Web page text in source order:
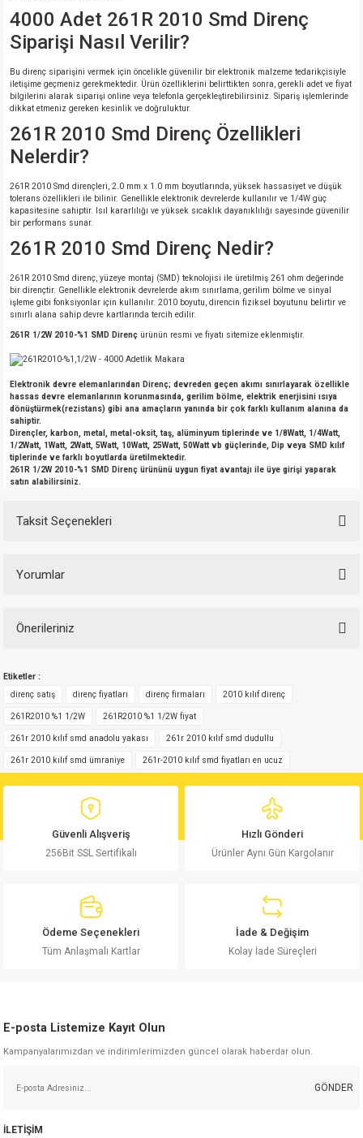
4000 Adet 261R 2010 Smd Direnç
Siparişi Nasıl Verilir?
Bu direnç siparişini vermek için öncelikle güvenilir bir elektronik malzeme tedarikçisiyle
iletişime geçmeniz gerekmektedir. Ürün özelliklerini belirttikten sonra, gerekli adet ve fiyat
bilgilerini alarak siparişi online veya telefonla gerçekleştirebilirsiniz. Sipariş işlemlerinde
dikkat etmeniz gereken kesinlik ve doğruluktur.
261R 2010 Smd Direnç Özellikleri
Nelerdir?
261R 2010 Smd dirençleri, 2.0 mm x 1.0 mm boyutlarında, yüksek hassasiyet ve düşük
tolerans özellikleri ile bilinir. Genellikle elektronik devrelerde kullanılır ve 1/4W güç
kapasitesine sahiptir. Isıl kararlılığı ve yüksek sıcaklık dayanıklılığı sayesinde güvenilir
bir performans sunar.
261R 2010 Smd Direnç Nedir?
261R 2010 Smd direnç, yüzeye montaj (SMD) teknolojisi ile üretilmiş 261 ohm değerinde
bir dirençtir. Genellikle elektronik devrelerde akım sınırlama, gerilim bölme ve sinyal
işleme gibi fonksiyonlar için kullanılır. 2010 boyutu, direncin fiziksel boyutunu belirtir ve
sınırlı alana sahip devre kartlarında tercih edilir.
261R 1/2W 2010-%1 SMD Direnç ürünün resmi ve fiyatı sitemize eklenmiştir.
Elektronik devre elemanlarından Direnç; devreden geçen akımı sınırlayarak özellikle
hassas devre elemanlarının korunmasında, gerilim bölme, elektrik enerjisini ısıya
dönüştürmek(rezistans) gibi ana amaçların yanında bir çok farklı kullanım alanına da
sahiptir.
Dirençler, karbon, metal, metal-oksit, taş, alüminyum tiplerinde ve 1/8Watt, 1/4Watt,
1/2Watt, 1Watt, 2Watt, 5Watt, 10Watt, 25Watt, 50Watt vb güçlerinde, Dip veya SMD kılıf
tiplerinde ve farklı boyutlarda üretilmektedir.
261R 1/2W 2010-%1 SMD Direnç ürününü uygun fiyat avantajı ile üye girişi yaparak
satın alabilirsiniz.
Taksit Seçenekleri
Yorumlar
Önerileriniz
yetersiz gördüğünüz noktaları öneri formunu kullanarak tarafımıza
iletebilirsiniz.
Görüş ve önerileriniz için teşekkür ederiz.
Ürün açıklamasında eksik bilgiler bulunuyor.
Ürün bilgilerinde hatalar bulunuyor.
Ürün fiyatı diğer sitelerden daha pahalı.
Bu ürüne benzer farklı alternatifler olmalı.
Etiketler :
direnç satış
direnç fiyatları direnç firmaları 2010 kılıf direnç
261R2010 %1 1/2W 261R2010 %1 1/2W fiyat
261r 2010 kılıf smd anadolu yakası 261r 2010 kılıf smd dudullu
261r 2010 kılıf smd ümraniye 261r-2010 kılıf smd fiyatları en ucuz
Güvenli Alışveriş
256Bit SSL Sertifikalı
Hızlı Gönderi
Ürünler Aynı Gün Kargolanır
Ödeme Seçenekleri
Tüm Anlaşmalı Kartlar
İade & Değişim
Kolay İade Süreçleri
E-posta Listemize Kayıt Olun
Kampanyalarımızdan ve indirimlerimizden güncel olarak haberdar olun.
GÖNDER
İLETİŞİM